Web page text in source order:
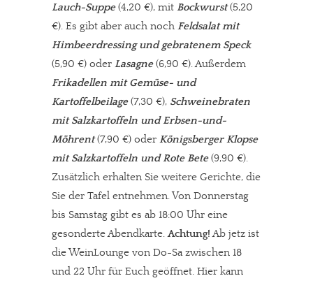
Lauch-Suppe(4,20 €), mit Bockwurst(5,20
€). Es gibt aber auch noch Feldsalat mit
Himbeerdressing und gebratenem Speck
(5,90 €) oder Lasagne(6,90 €). Außerdem
Frikadellen mit Gemüse- und
Kartoffelbeilage(7,30 €), Schweinebraten
mit Salzkartoffeln und Erbsen-und-
Möhrent(7,90 €) oder Königsberger Klopse
mit Salzkartoffeln und Rote Bete(9,90 €).
Zusätzlich erhalten Sie weitere Gerichte, die
Sie der Tafel entnehmen. Von Donnerstag
bis Samstag gibt es ab 18:00 Uhr eine
gesonderte Abendkarte.Achtung!Ab jetz ist
die WeinLounge von Do-Sa zwischen 18
und 22 Uhr für Euch geöffnet. Hier kann